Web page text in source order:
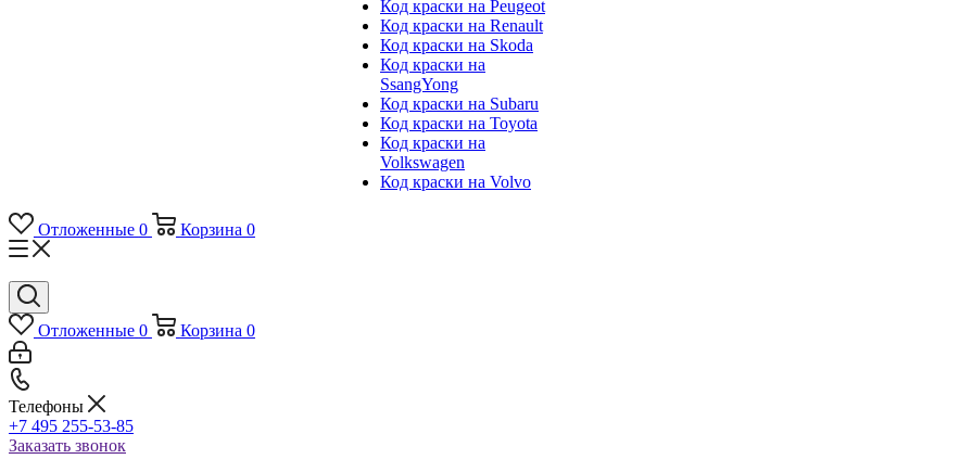
Код краски на Peugeot
Код краски на Renault
Код краски на Skoda
Код краски на
SsangYong
Код краски на Subaru
Код краски на Toyota
Код краски на
Volkswagen
Код краски на Volvo
Отложенные 0 Корзина 0
Отложенные 0 Корзина 0
Телефоны
+7 495 255-53-85
Заказать звонок